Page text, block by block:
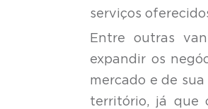
serviços
Entre outras
expandir os
mercado e de
território, já que